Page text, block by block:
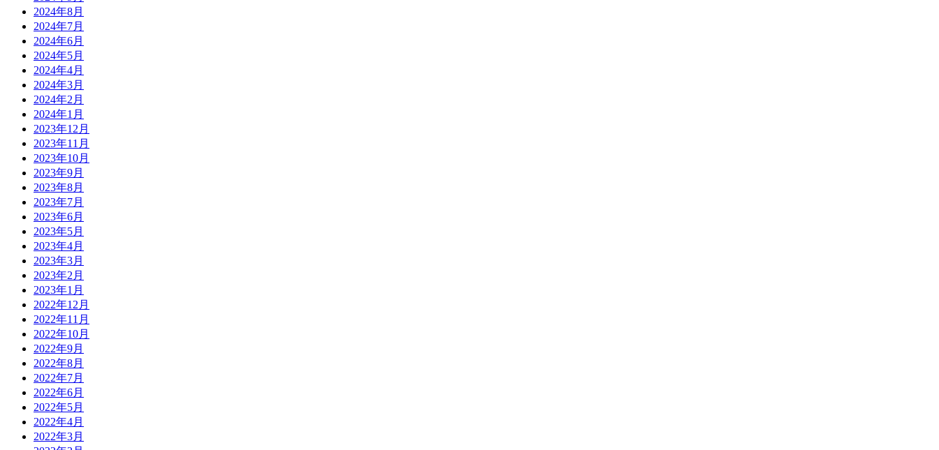
2024年8月
2024年7月
2024年6月
2024年5月
2024年4月
2024年3月
2024年2月
2024年1月
2023年12月
2023年11月
2023年10月
2023年9月
2023年8月
2023年7月
2023年6月
2023年5月
2023年4月
2023年3月
2023年2月
2023年1月
2022年12月
2022年11月
2022年10月
2022年9月
2022年8月
2022年7月
2022年6月
2022年5月
2022年4月
2022年3月